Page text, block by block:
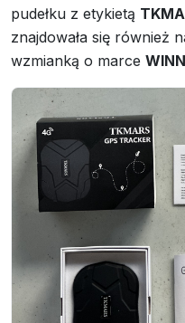
pudełku z etykietą
znajdowała się również
wzmianką o marce